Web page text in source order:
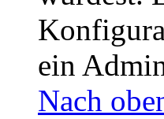
ein
Nach